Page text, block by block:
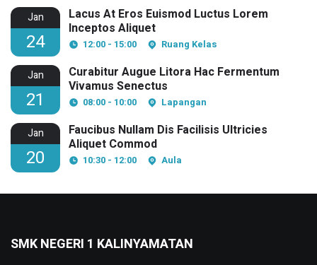
Jan
24
Lacus At Eros Euismod Luctus Lorem
Inceptos Aliquet
12:00 - 15:00 Ruang Kelas
Jan
21
Curabitur Augue Litora Hac Fermentum
Vivamus Senectus
08:00 - 10:00 Lapangan
Jan
20
Faucibus Nullam Dis Facilisis Ultricies
Aliquet Commod
10:30 - 12:00 Aula
SMK NEGERI 1 KALINYAMATAN